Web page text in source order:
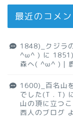
最近のコメン
1848)_クジラ
^ω^ ) に
森へ( ^ω^ )｜
1600)_百名山
でした(T . T)
山の頂に立つ
西人のブログ